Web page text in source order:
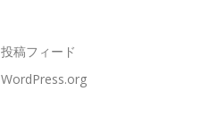
投稿フィード
WordPress.org